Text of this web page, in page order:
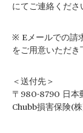
にてご連絡くださ
※ Eメールでの請
をご用意いただき
＜送付先＞
〒980-8790 日本
Chubb損害保険(